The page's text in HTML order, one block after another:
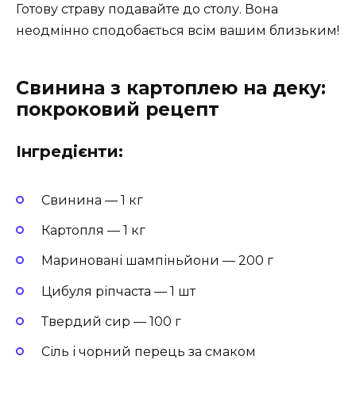
Готову страву подавайте до столу. Вона
неодмінно сподобається всім вашим близьким!
Свинина з картоплею на деку:
покроковий рецепт
Інгредієнти:
Свинина — 1 кг
Картопля — 1 кг
Мариновані шампіньйони — 200 г
Цибуля ріпчаста — 1 шт
Твердий сир — 100 г
Сіль і чорний перець за смаком